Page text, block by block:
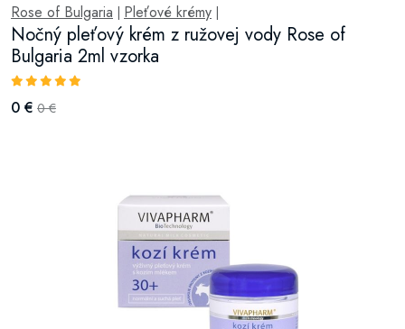
Rose of Bulgaria | Pleťové krémy |
Nočný pleťový krém z ružovej vody Rose of
Bulgaria 2ml vzorka
0 € 0 €